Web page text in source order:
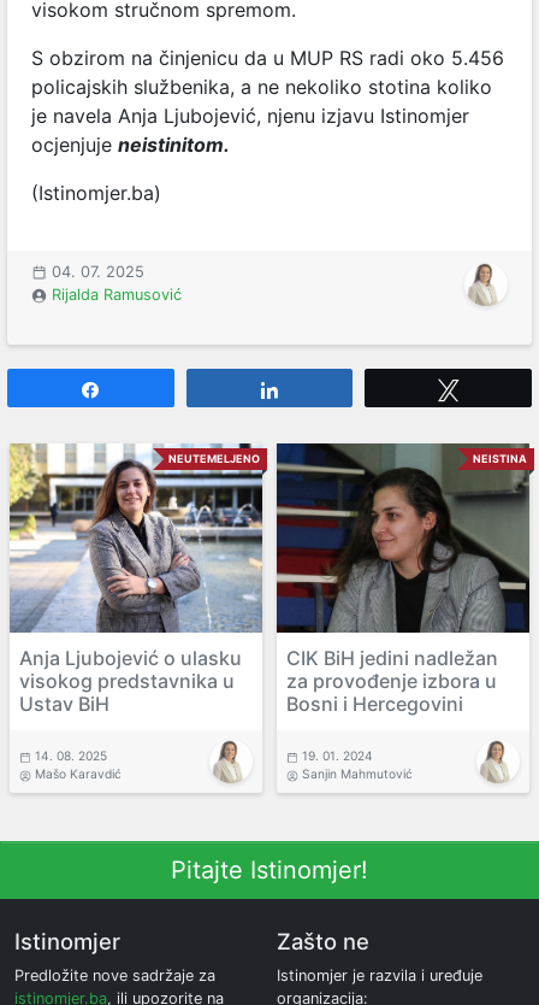
visokom stručnom spremom.
S obzirom na činjenicu da u MUP RS radi oko 5.456
policajskih službenika, a ne nekoliko stotina koliko
je navela Anja Ljubojević, njenu izjavu Istinomjer
ocjenjuje neistinitom.
(Istinomjer.ba)
04. 07. 2025
Rijalda Ramusović
NEUTEMELJENO
Anja Ljubojević o ulasku
visokog predstavnika u
Ustav BiH
14. 08. 2025
Mašo Karavdić
NEISTINA
CIK BiH jedini nadležan
za provođenje izbora u
Bosni i Hercegovini
19. 01. 2024
Sanjin Mahmutović
Pitajte Istinomjer!
Istinomjer
Predložite nove sadržaje za
istinomjer.ba, ili upozorite na
Zašto ne
Istinomjer je razvila i uređuje
organizacija: